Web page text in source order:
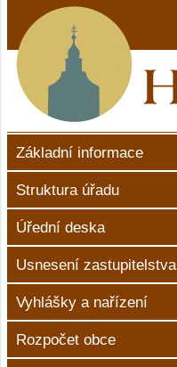
Základní informace
Struktura úřadu
Úřední deska
Usnesení zastupitelstva
Vyhlášky a nařízení
Rozpočet obce